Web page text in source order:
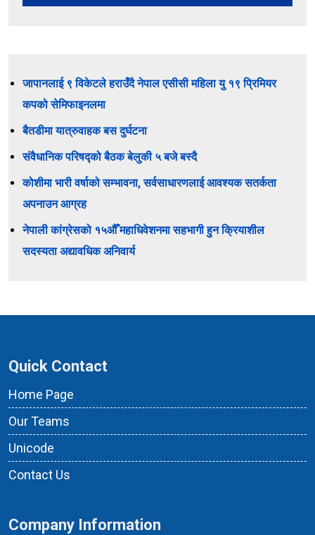
जापानलाई ९ विकेटले हराउँदै नेपाल एसीसी महिला यु १९ प्रिमियर
कपको सेमिफाइनलमा
बैतडीमा यात्रुवाहक बस दुर्घटना
संवैधानिक परिषद्को बैठक बेलुकी ५ बजे बस्दै
कोशीमा भारी वर्षाको सम्भावना, सर्वसाधारणलाई आवश्यक सतर्कता
अपनाउन आग्रह
नेपाली कांग्रेसको १५औँ महाधिवेशनमा सहभागी हुन क्रियाशील
सदस्यता अद्यावधिक अनिवार्य
Quick Contact
Home Page
Our Teams
Unicode
Contact Us
Company Information